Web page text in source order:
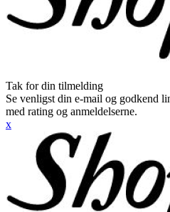
Tak for din tilmelding
Se venligst din e-mail og godkend
med rating og anmeldelserne.
x